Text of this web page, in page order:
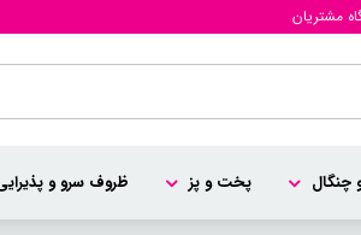
مشتریان
چنگال پخت و پز ظروف سرو و